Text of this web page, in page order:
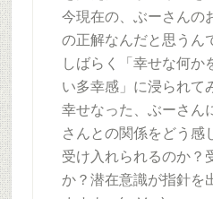
今現在の、ぶーさんの
の正解なんだと思うん
しばらく「幸せな何か
い多幸感」に浸られて
幸せなった、ぶーさん
さんとの関係をどう感
受け入れられるのか？
か？潜在意識が指針を